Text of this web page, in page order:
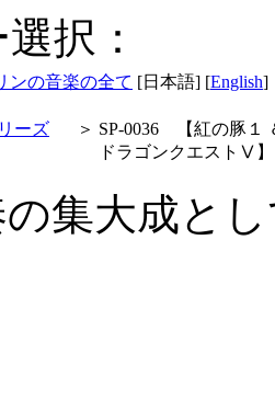
択：
ンの音楽の全て [日本語] [English]
ーズ
＞ SP-0036 【紅の豚１
ドラゴンクエストⅤ】
の集大成と